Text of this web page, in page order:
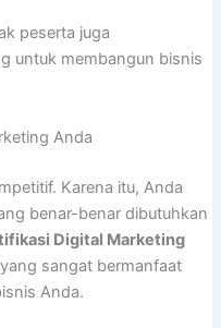
peserta juga
untuk membangun bisnis
Anda
Karena itu, Anda
benar-benar dibutuhkan
Digital Marketing
sangat bermanfaat
Anda.